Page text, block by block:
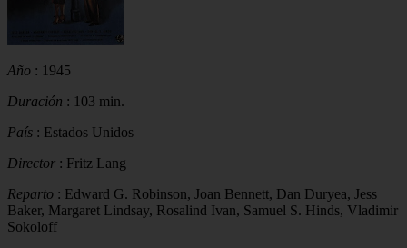
Año : 1945
Duración : 103 min.
País : Estados Unidos
Director : Fritz Lang
Reparto : Edward G. Robinson, Joan Bennett, Dan Duryea, Jess
Baker, Margaret Lindsay, Rosalind Ivan, Samuel S. Hinds, Vladimir
Sokoloff